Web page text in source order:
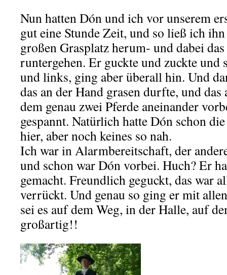
Nun hatten Dón und ich vor unserem
gut eine Stunde Zeit, und so ließ ich
großen Grasplatz herum- und dabei
runtergehen. Er guckte und zuckte und
und links, ging aber überall hin. Und
das an der Hand grasen durfte, und das
dem genau zwei Pferde aneinander
gespannt. Natürlich hatte Dón schon
hier, aber noch keines so nah.
Ich war in Alarmbereitschaft, der
und schon war Dón vorbei. Huch? Er
gemacht. Freundlich geguckt, das war
verrückt. Und genau so ging er mit
sei es auf dem Weg, in der Halle, auf
großartig!!